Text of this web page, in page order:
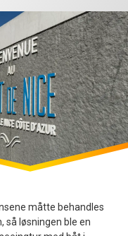
måtte behandles
så løsningen ble en